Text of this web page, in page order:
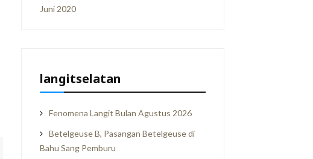
Juni 2020
langitselatan
Fenomena Langit Bulan Agustus 2026
Betelgeuse B, Pasangan Betelgeuse di
Bahu Sang Pemburu